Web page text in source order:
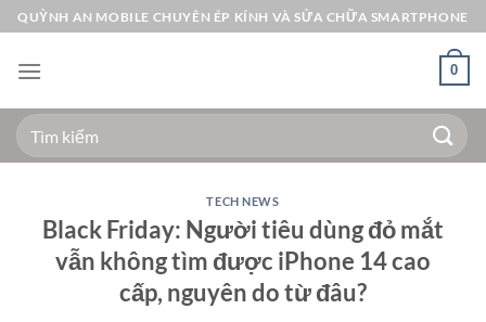
Bỏ
qua
nội
QUỲNH AN MOBILE CHUYÊN ÉP KÍNH VÀ SỬA CHỮA SMARTPHONE
0
Tìm
kiếm:
TECH NEWS
Black Friday: Người tiêu dùng đỏ mắt
vẫn không tìm được iPhone 14 cao
cấp, nguyên do từ đâu?